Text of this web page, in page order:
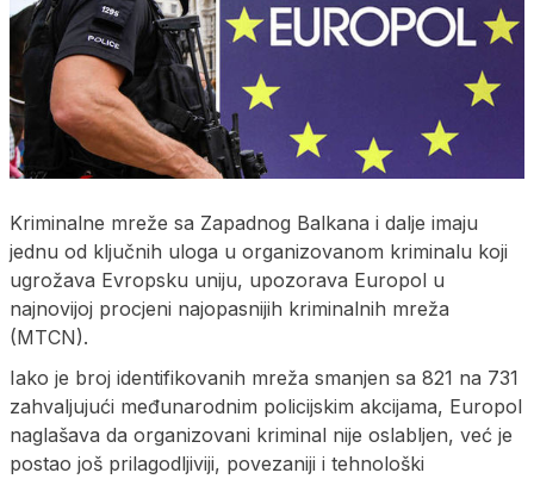
Kriminalne mreže sa Zapadnog Balkana i dalje imaju
jednu od ključnih uloga u organizovanom kriminalu koji
ugrožava Evropsku uniju, upozorava Europol u
najnovijoj procjeni najopasnijih kriminalnih mreža
(MTCN).
Iako je broj identifikovanih mreža smanjen sa 821 na 731
zahvaljujući međunarodnim policijskim akcijama, Europol
naglašava da organizovani kriminal nije oslabljen, već je
postao još prilagodljiviji, povezaniji i tehnološki